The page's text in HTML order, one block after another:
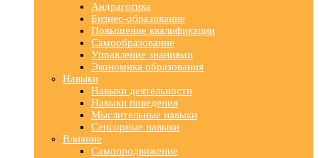
Андрагогика
Бизнес-образование
Повышение квалификации
Самообразование
Управление знаниями
Экономика образования
Навыки
Навыки деятельности
Навыки поведения
Мыслительные навыки
Сенсорные навыки
Влияние
Самопродвижение